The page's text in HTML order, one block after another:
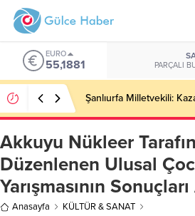
EURO
55,1881 PARÇALI
Şanlıurfa Milletvekili:
Akkuyu Nükleer
Düzenlenen Ulusal
Yarışmasının
Anasayfa
KÜLTÜR & SANAT